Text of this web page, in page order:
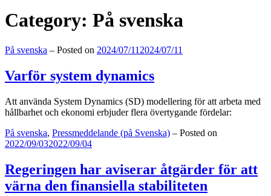
Category: På svenska
Categories:
På svenska – Posted on 2024/07/11 2024/07/11
Varför system dynamics
Att använda System Dynamics (SD) modellering för att arbeta med
hållbarhet och ekonomi erbjuder flera övertygande fördelar:
Categories:
På svenska, Pressmeddelande (på Svenska) – Posted on
2022/09/032022/09/04
Regeringen har aviserar åtgärder för att
värna den finansiella stabiliteten